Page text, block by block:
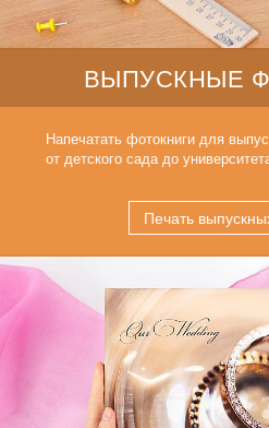
ВЫПУСКНЫЕ
Напечатать фотокниги для
от детского сада до
Печать